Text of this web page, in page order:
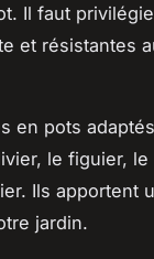
Il faut
et résistantes
en pots
le figuier,
Ils apportent
jardin.